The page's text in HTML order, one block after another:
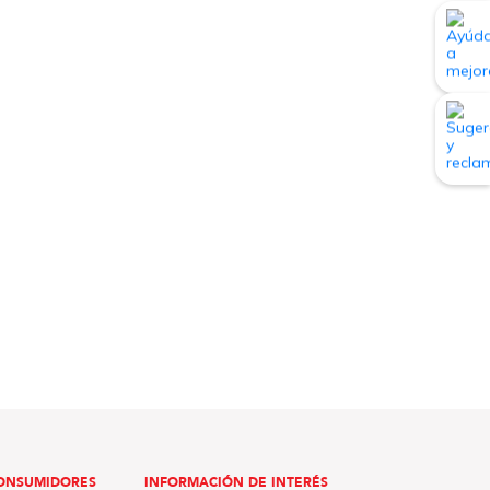
INFORMACIÓN DE INTERÉS